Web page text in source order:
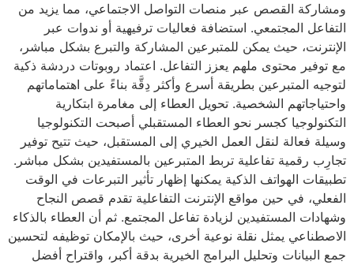
ومشاركة القصص عبر منصات التواصل الاجتماعي، مما يزيد من
التفاعل المجتمعي. استضافة فعاليات ترفيهية أو ندوات عبر
الإنترنت، حيث يمكن للمتبرعين المشاركة والتبرع بشكل مباشر،
مع توفير محتوى ملهم يعزز التفاعل. اعتماد روبوتات دردشة ذكية
لتوجيه المتبرعين بطريقة أسرع وأكثر دِقَّة بناءً على اهتماماتهم
واحتياجاتهم الشخصية. تحويل العطاء إلى مغامرة ابتكارية
التكنولوجيا كجسر نحو العطاء المستقبلي أصبحت التكنولوجيا
وسيلة فعالة لنقل العمل الخيري إلى المستقبل، حيث تتيح توفير
تجارِب رقمية تفاعلية تربط المتبرعين بالمستفيدين بشكل مباشر.
تطبيقات الهواتف الذكية يمكنها إظهار تأثير التبرعات في الوقت
الفعلي، في حين مواقع الإنترنت التفاعلية تقدم قصص النجاح
وشهادات المستفيدين لزيادة تفاعل المجتمع. ثم أن العطاء بالذكاء
الاصطناعي يمثل نقلة نوعية أخرى، حيث بالإمكان توظيفه لتحسين
جمع البيانات وتحليل البرامج الخيرية بدقة أكبر، واقتراح أفضل